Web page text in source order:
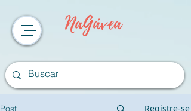
NaGávea
Post Registre-se